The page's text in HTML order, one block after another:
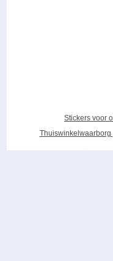
Stickers voor
Thuiswinkelwaarborg